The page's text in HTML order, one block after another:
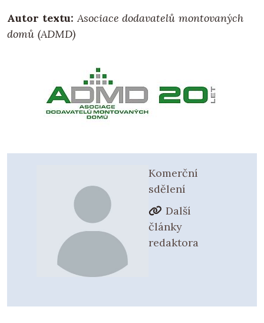
Autor textu: Asociace dodavatelů montovaných
domů (ADMD)
Komerční
sdělení
Další
články
redaktora